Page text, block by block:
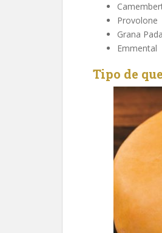
Provolone
Grana
Emmental
Tipo de